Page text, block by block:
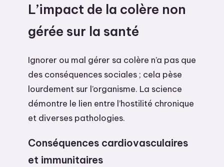
L’impact de la colère non
gérée sur la santé
Ignorer ou mal gérer sa colère n’a pas que
des conséquences sociales ; cela pèse
lourdement sur l’organisme. La science
démontre le lien entre l’hostilité chronique
et diverses pathologies.
Conséquences cardiovasculaires
et immunitaires